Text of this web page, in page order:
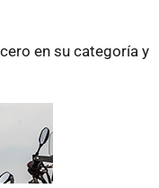
en su categoría y